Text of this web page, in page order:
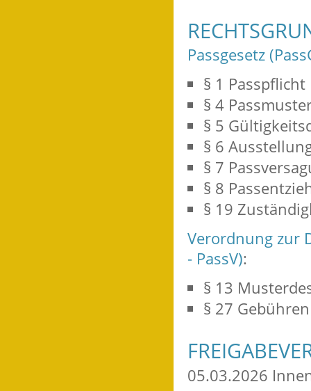
Passgesetz
§ 1 Passpflicht
§ 4
§ 5
§ 6
§ 7
§ 8
§ 19
Verordnung zur
- PassV):
§ 13
§ 27 Gebühren
05.03.2026